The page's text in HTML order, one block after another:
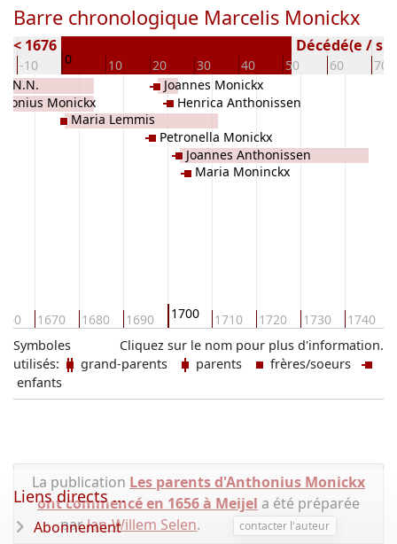
Barre chronologique Marcelis Monickx
-10 0 10 20 30 40 50 60 70
< 1676 Décédé(e / s)
1670 1680 1690 1700 1710 1720 1730 1740
N.N.
Monickx
Maria Lemmis
Petronella Monickx
Joannes Monickx
Henrica Anthonissen
Joannes Anthonissen
Maria Moninckx
Cliquez sur le nom pour plus d'information.
Symboles
utilisés:
grand-parents parents
frères/soeurs
enfants
La publication Les parents d'Anthonius Monickx
ont commencé en 1656 à Meijel a été préparée
parJan-Willem Selen. contacter l'auteur
Liens directs ...
Abonnement